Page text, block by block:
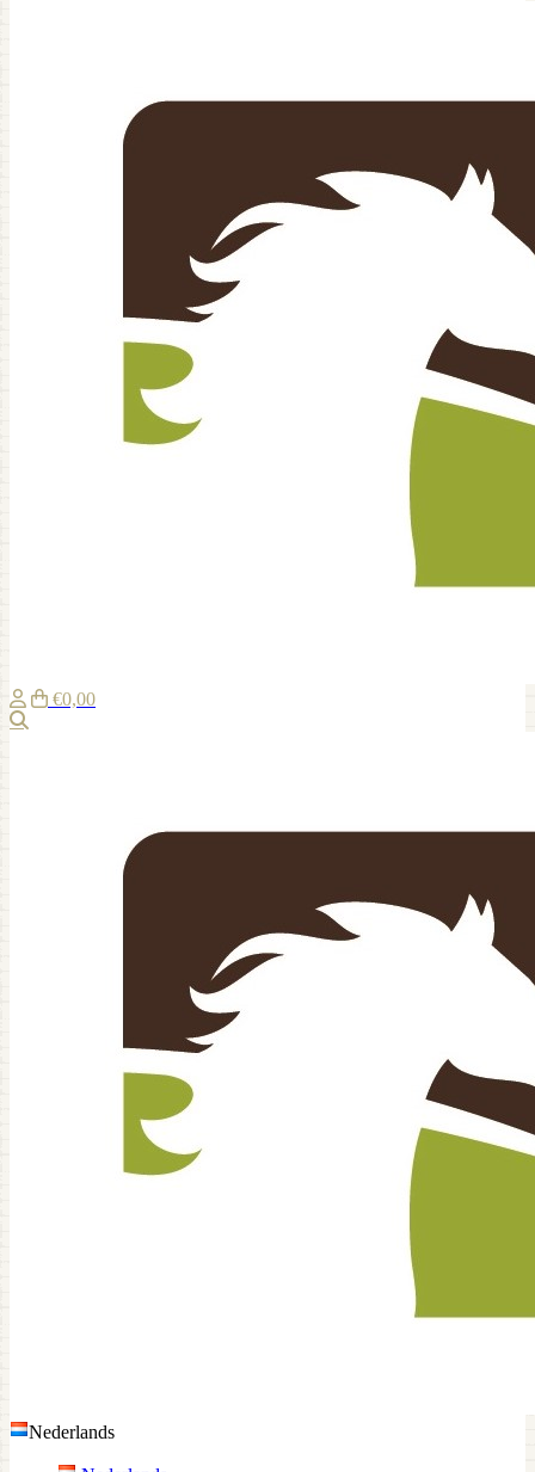
€0,00
Nederlands